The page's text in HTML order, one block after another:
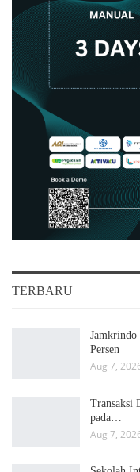
TERBARU
Persen
Aug 7,
Transaksi
pada…
Aug 7,